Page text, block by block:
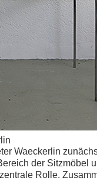
Waeckerlin
der Sitzmöbel
Rolle.